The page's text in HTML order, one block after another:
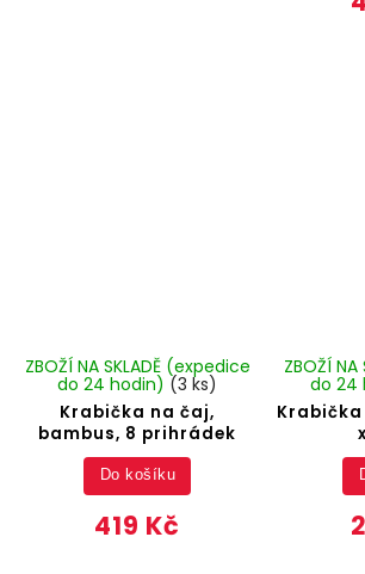
Krabička na čaj,
bambus, 8 prihrádek
ZBOŽÍ NA SKLADĚ (expedice
do 24 hodin) (3 ks)
419 Kč
Do košíku
Krabička
ZBOŽÍ
do 24